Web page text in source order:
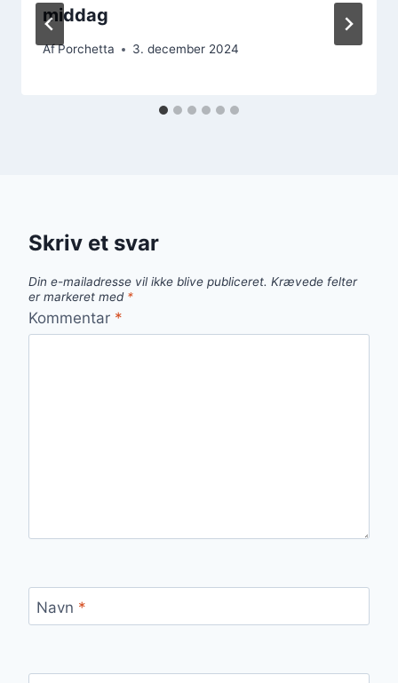
middag
AfPorchetta 3. december 2024
Skriv et svar
Din e-mailadresse vil ikke blive publiceret. Krævede felter
er markeret med *
Kommentar *
Navn *